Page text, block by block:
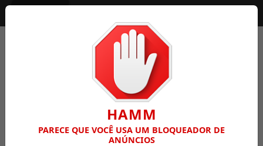
HAMM
PARECE QUE VOCÊ USA UM BLOQUEADOR DE
ANÚNCIOS